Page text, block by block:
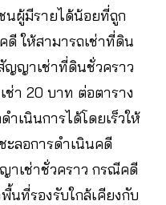
ผู้มีรายได้น้อยที่ถูก
ดี ให้สามารถเช่าที่ดิน
ญาเช่าที่ดินชั่วคราว
ช่า 20 บาท ต่อตาราง
เนินการได้โดยเร็วให้
ะลอการดำเนินคดี
าเช่าชั่วคราว กรณีคดี
นที่รองรับใกล้เคียงกับ